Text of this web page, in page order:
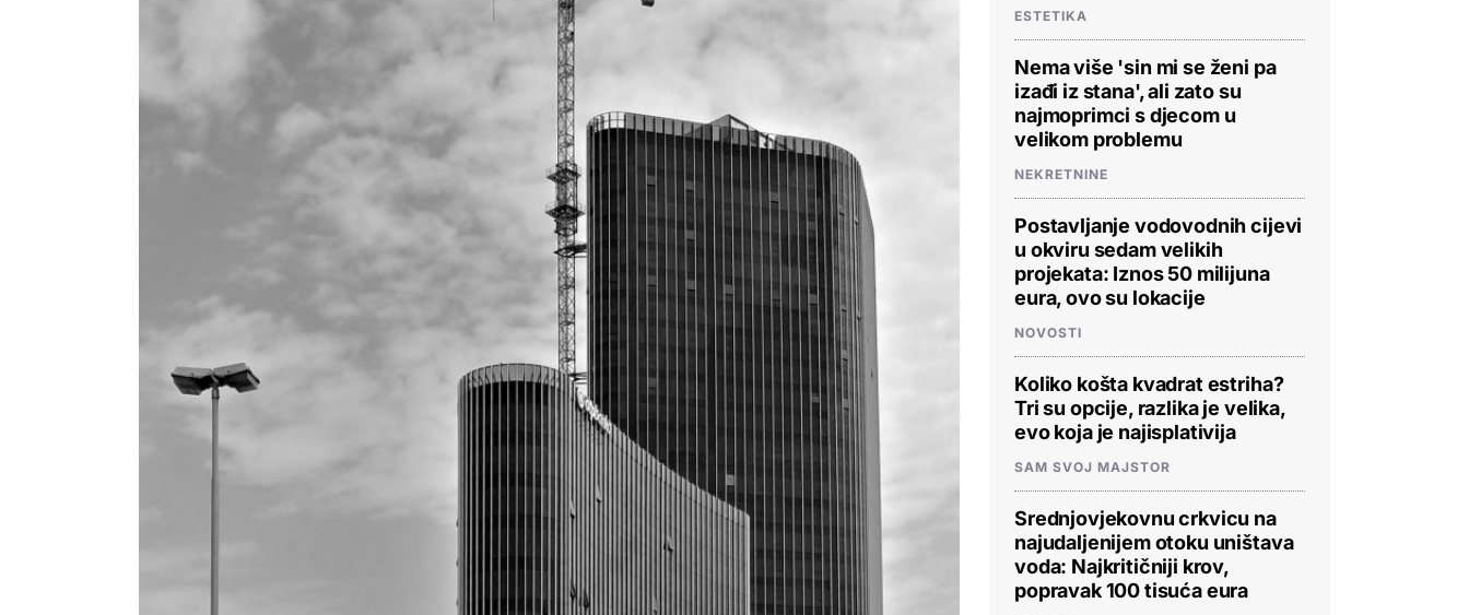
ESTETIKA
Nema više 'sin mi se ženi pa
izađi iz stana', ali zato su
najmoprimci s djecom u
velikom problemu
NEKRETNINE
Postavljanje vodovodnih cijevi
u okviru sedam velikih
projekata: Iznos 50 milijuna
eura, ovo su lokacije
NOVOSTI
Koliko košta kvadrat estriha?
Tri su opcije, razlika je velika,
evo koja je najisplativija
SAM SVOJ MAJSTOR
Srednjovjekovnu crkvicu na
najudaljenijem otoku uništava
voda: Najkritičniji krov,
popravak 100 tisuća eura